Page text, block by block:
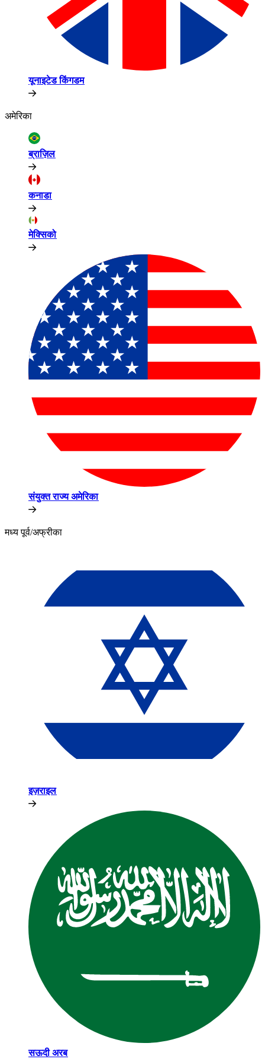
यूनाइटेड किंगडम​​
अमेरिका​​
ब्राज़िल​​
कनाडा​​
मेक्सिको​​
संयुक्त राज्य अमेरिका​​
मध्य पूर्व/अफ्रीका​​
इज़राइल​​
सऊदी अरब​​